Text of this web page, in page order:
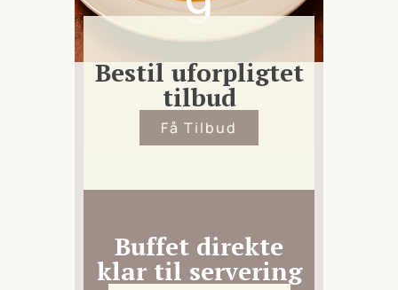
Bestil uforpligtet
tilbud
Få Tilbud
Buffet direkte
klar til servering